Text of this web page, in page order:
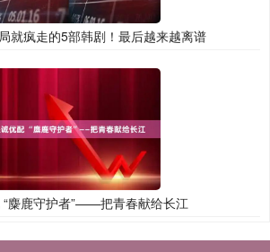
就疯走的5部韩剧！最后越来越离谱
“麋鹿守护者”——把青春献给长江